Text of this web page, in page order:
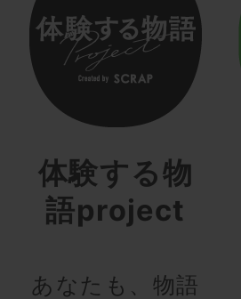
体験する物
語project
あなたも、物語